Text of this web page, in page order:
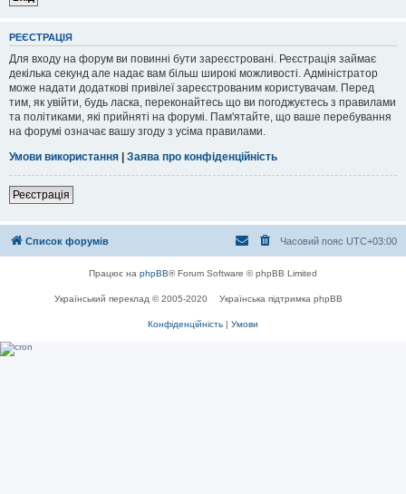
РЕЄСТРАЦІЯ
Для входу на форум ви повинні бути зареєстровані. Реєстрація займає
декілька секунд але надає вам більш широкі можливості. Адміністратор
може надати додаткові привілеї зареєстрованим користувачам. Перед
тим, як увійти, будь ласка, переконайтесь що ви погоджуєтесь з правилами
та політиками, які прийняті на форумі. Пам'ятайте, що ваше перебування
на форумі означає вашу згоду з усіма правилами.
Умови використання | Заява про конфіденційність
Реєстрація
Список форумів Часовий пояс UTC+03:00
Працює на phpBB® Forum Software © phpBB Limited
Український переклад © 2005-2020 Українська підтримка phpBB
Конфіденційність | Умови